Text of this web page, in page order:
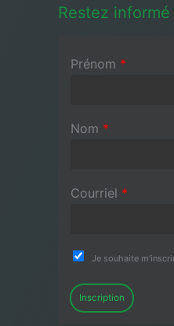
Restez informé
Prénom *
Nom *
Courriel *
Je souhaite
Inscription